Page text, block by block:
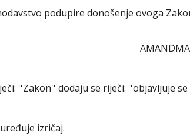
podupire donošenje ovoga
''Zakon'' dodaju se riječi: ''objavljuje
izričaj.